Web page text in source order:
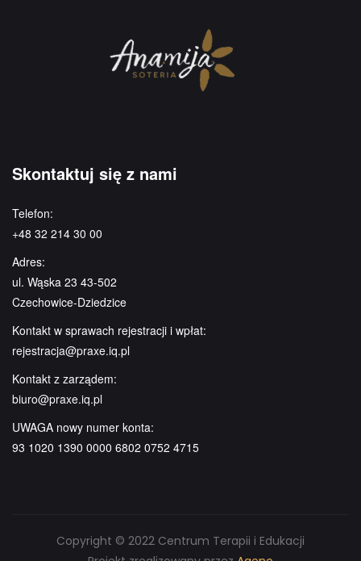
Skontaktuj się z nami
Telefon:
+48 32 214 30 00
Adres:
ul. Wąska 23 43-502
Czechowice-Dziedzice
Kontakt w sprawach rejestracji i wpłat:
rejestracja@praxe.iq.pl
Kontakt z zarządem:
biuro@praxe.iq.pl
UWAGA nowy numer konta:
93 1020 1390 0000 6802 0752 4715
Copyright © 2022 Centrum Terapii i Edukacji